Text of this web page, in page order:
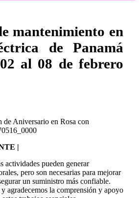
mantenimiento en
de Panamá
al 08 de febrero
|
actividades pueden generar
pero son necesarias para mejorar
un suministro más confiable.
agradecemos la comprensión y apoyo